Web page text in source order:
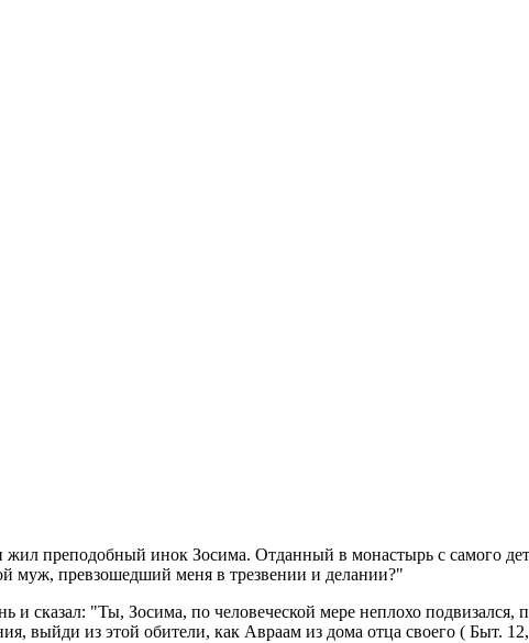
преподобный инок Зосима. Отданный в монастырь с самого
муж, превзошедший меня в трезвении и делании?"
и сказал: "Ты, Зосима, по человеческой мере неплохо
выйди из этой обители, как Авраам из дома отца своего ( Быт.